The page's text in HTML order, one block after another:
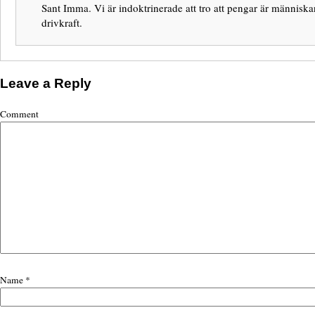
Sant Imma. Vi är indoktrinerade att tro att pengar är
drivkraft.
Leave a Reply
Comment
Name *